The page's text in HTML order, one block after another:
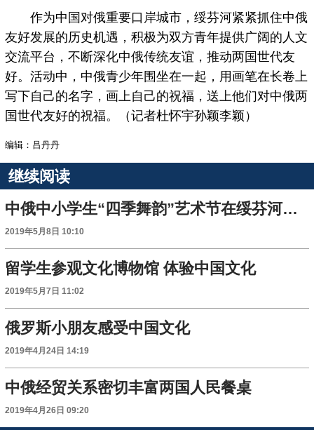
作为中国对俄重要口岸城市，绥芬河紧紧抓住中俄
友好发展的历史机遇，积极为双方青年提供广阔的人文
交流平台，不断深化中俄传统友谊，推动两国世代友
好。活动中，中俄青少年围坐在一起，用画笔在长卷上
写下自己的名字，画上自己的祝福，送上他们对中俄两
国世代友好的祝福。（记者杜怀宇孙颖李颖）
编辑：吕丹丹
继续阅读
中俄中小学生“四季舞韵”艺术节在绥芬河拉开帷幕
2019年5月8日 10:10
留学生参观文化博物馆 体验中国文化
2019年5月7日 11:02
俄罗斯小朋友感受中国文化
2019年4月24日 14:19
中俄经贸关系密切丰富两国人民餐桌
2019年4月26日 09:20